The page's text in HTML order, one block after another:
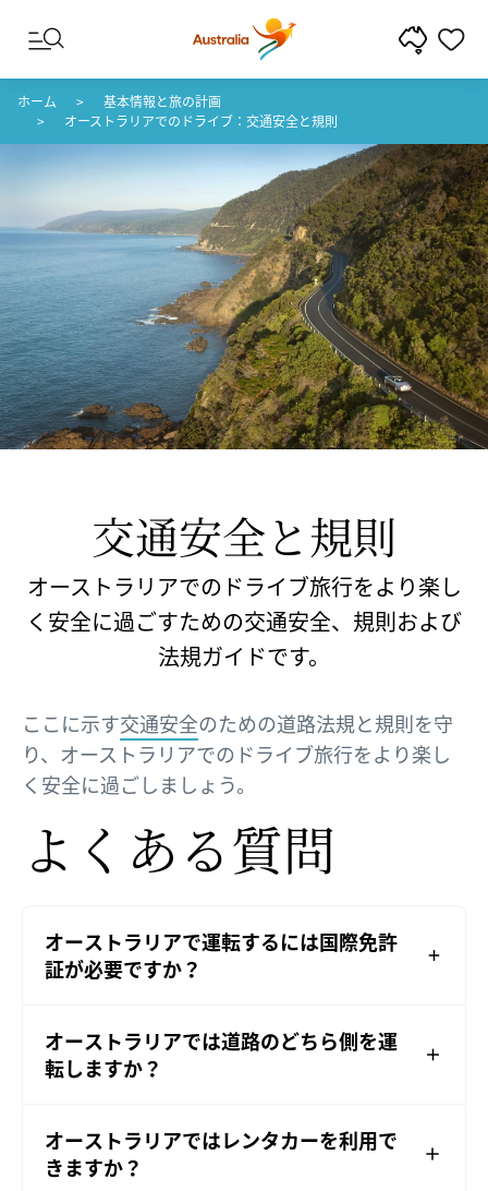
コンテンツへスキップ
フッターナビゲーションへスキップ
ホーム
基本情報と旅の計画
オーストラリアでのドライブ：交通安全と規則
交通安全と​規則
オーストラリアでのドライブ旅行をより楽し
く安全に過ごすための交通安全、規則および
法規ガイドです。
ここに示す交通安全のための道路法規と規則を守
り、オーストラリアでのドライブ旅行をより楽し
く安全に過ごしましょう。
よく​ある​質問
オーストラリアで運転するには国際免許
証が必要ですか？
オーストラリアでは道路のどちら側を運
転しますか？
オーストラリアではレンタカーを利用で
きますか？